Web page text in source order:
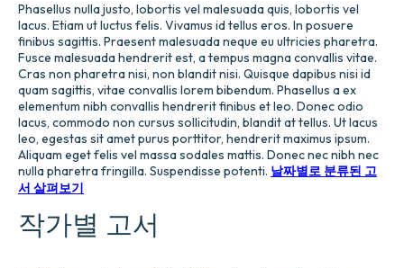
Phasellus nulla justo, lobortis vel malesuada quis, lobortis vel
lacus. Etiam ut luctus felis. Vivamus id tellus eros. In posuere
finibus sagittis. Praesent malesuada neque eu ultricies pharetra.
Fusce malesuada hendrerit est, a tempus magna convallis vitae.
Cras non pharetra nisi, non blandit nisi. Quisque dapibus nisi id
quam sagittis, vitae convallis lorem bibendum. Phasellus a ex
elementum nibh convallis hendrerit finibus et leo. Donec odio
lacus, commodo non cursus sollicitudin, blandit at tellus. Ut lacus
leo, egestas sit amet purus porttitor, hendrerit maximus ipsum.
Aliquam eget felis vel massa sodales mattis. Donec nec nibh nec
nulla pharetra fringilla. Suspendisse potenti. 날짜별로 분류된 고
서 살펴보기
작가별 고서